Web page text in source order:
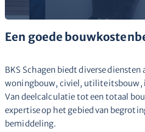
Een goede
BKS Schagen biedt diverse
woningbouw, civiel, utiliteitsbouw,
Van deelcalculatie tot een totaal
expertise op het gebied van
bemiddeling.